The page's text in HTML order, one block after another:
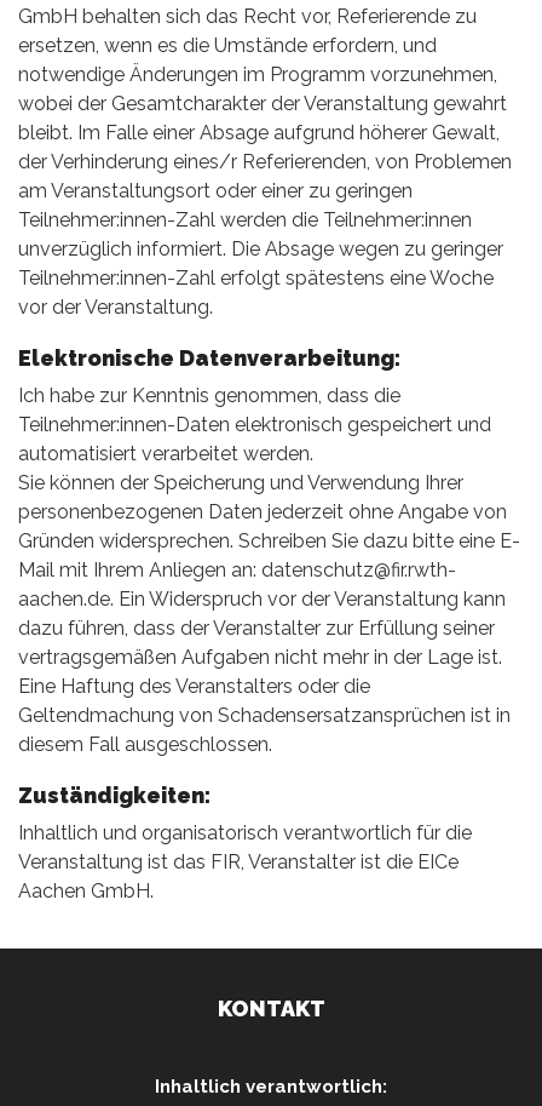
GmbH behalten sich das Recht vor, Referierende zu
ersetzen, wenn es die Umstände erfordern, und
notwendige Änderungen im Programm vorzunehmen,
wobei der Gesamtcharakter der Veranstaltung gewahrt
bleibt. Im Falle einer Absage aufgrund höherer Gewalt,
der Verhinderung eines/r Referierenden, von Problemen
am Veranstaltungsort oder einer zu geringen
Teilnehmer:innen-Zahl werden die Teilnehmer:innen
unverzüglich informiert. Die Absage wegen zu geringer
Teilnehmer:innen-Zahl erfolgt spätestens eine Woche
vor der Veranstaltung.
Elektronische Datenverarbeitung:
Ich habe zur Kenntnis genommen, dass die
Teilnehmer:innen-Daten elektronisch gespeichert und
automatisiert verarbeitet werden.
Sie können der Speicherung und Verwendung Ihrer
personenbezogenen Daten jederzeit ohne Angabe von
Gründen widersprechen. Schreiben Sie dazu bitte eine E-
Mail mit Ihrem Anliegen an: datenschutz@fir.rwth-
aachen.de. Ein Widerspruch vor der Veranstaltung kann
dazu führen, dass der Veranstalter zur Erfüllung seiner
vertragsgemäßen Aufgaben nicht mehr in der Lage ist.
Eine Haftung des Veranstalters oder die
Geltendmachung von Schadensersatzansprüchen ist in
diesem Fall ausgeschlossen.
Zuständigkeiten:
Inhaltlich und organisatorisch verantwortlich für die
Veranstaltung ist das FIR, Veranstalter ist die EICe
Aachen GmbH.
KONTAKT
Inhaltlich verantwortlich: